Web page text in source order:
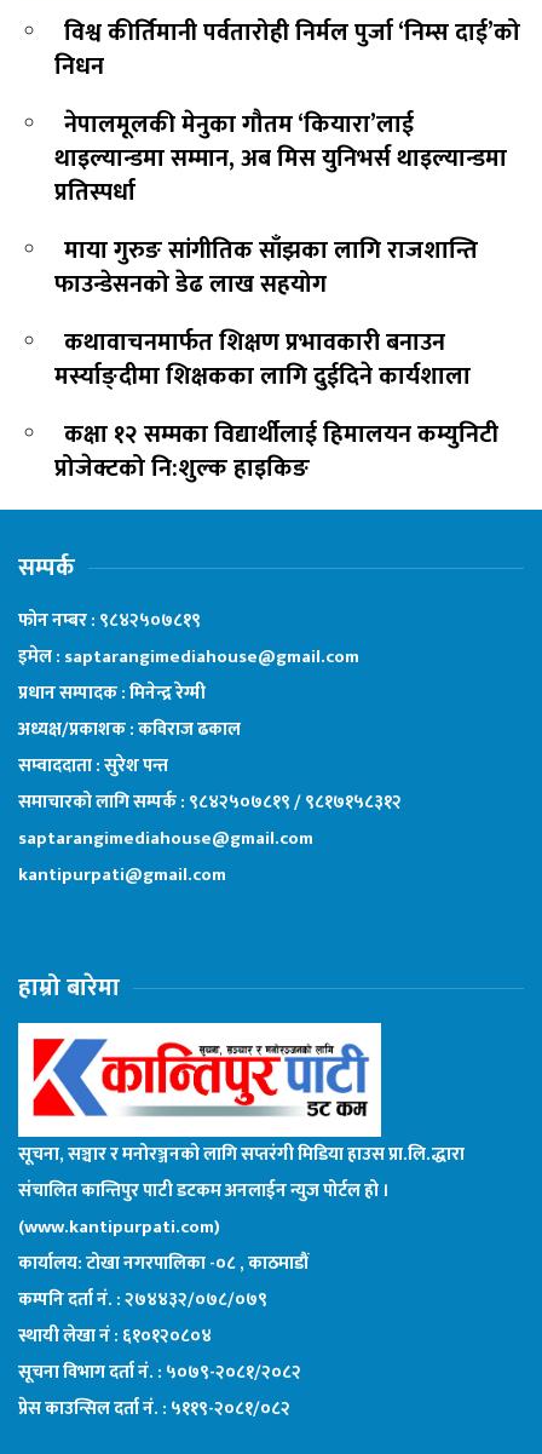
विश्व कीर्तिमानी पर्वतारोही निर्मल पुर्जा ‘निम्स दाई’को
निधन
नेपालमूलकी मेनुका गौतम ‘कियारा’लाई
थाइल्यान्डमा सम्मान, अब मिस युनिभर्स थाइल्यान्डमा
प्रतिस्पर्धा
माया गुरुङ सांगीतिक साँझका लागि राजशान्ति
फाउन्डेसनको डेढ लाख सहयोग
कथावाचनमार्फत शिक्षण प्रभावकारी बनाउन
मर्स्याङ्दीमा शिक्षकका लागि दुईदिने कार्यशाला
कक्षा १२ सम्मका विद्यार्थीलाई हिमालयन कम्युनिटी
प्रोजेक्टको नि:शुल्क हाइकिङ
सम्पर्क
फोन नम्बर : ९८४२५०७८१९
इमेल : saptarangimediahouse@gmail.com
प्रधान सम्पादक : मिनेन्द्र रेग्मी
अध्यक्ष/प्रकाशक : कविराज ढकाल
सम्वाददाता : सुरेश पन्त
समाचारको लागि सम्पर्क : ९८४२५०७८१९ / ९८१७१५८३१२
saptarangimediahouse@gmail.com
kantipurpati@gmail.com
हाम्रो बारेमा
सूचना, सञ्चार र मनोरञ्जनको लागि सप्तरंगी मिडिया हाउस प्रा.लि.द्धारा
संचालित कान्तिपुर पाटी डटकम अनलाईन न्युज पोर्टल हो ।
(www.kantipurpati.com)
कार्यालय: टोखा नगरपालिका -०८ , काठमाडौं
कम्पनि दर्ता नं. : २७४४३२/०७८/०७९
स्थायी लेखा नं : ६१०१२०८०४
सूचना विभाग दर्ता नं. : ५०७९-२०८१/२०८२
प्रेस काउन्सिल दर्ता नं. : ५११९-२०८१/०८२